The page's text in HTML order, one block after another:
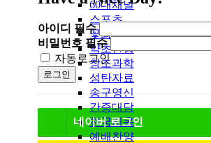
60대채널
스포츠
꽃화원
약초산행
창조과학
성탄자료
송구영신
간증대담
천국지옥
예배찬양
아이디 필수
비밀번호 필수
자동로그인
로그인
네이버로그인